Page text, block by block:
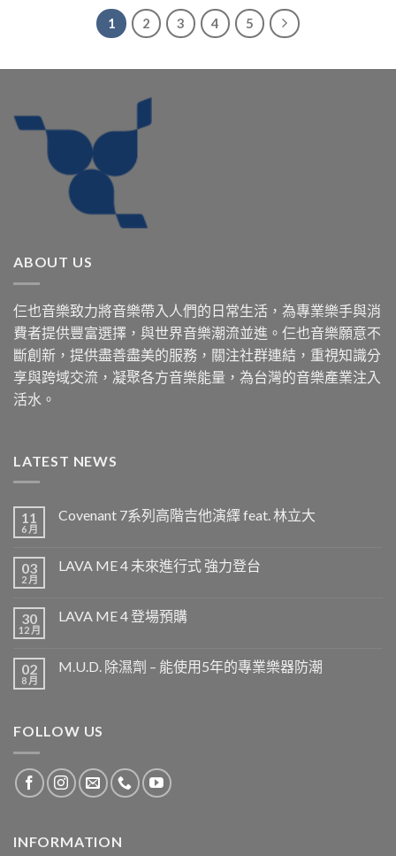
1 2 3 4 5
ABOUT US
仨也音樂致力將音樂帶入人們的日常生活，為專業樂手與消
費者提供豐富選擇，與世界音樂潮流並進。仨也音樂願意不
斷創新，提供盡善盡美的服務，關注社群連結，重視知識分
享與跨域交流，凝聚各方音樂能量，為台灣的音樂產業注入
活水。
LATEST NEWS
11
6 月
Covenant 7系列高階吉他演繹 feat. 林立大
03
2 月
LAVA ME 4 未來進行式 強力登台
30
12 月
LAVA ME 4 登場預購
02
8 月
M.U.D. 除濕劑 – 能使用5年的專業樂器防潮
FOLLOW US
INFORMATION